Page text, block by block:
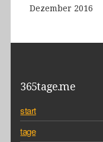
Dezember 2016
365tage.me
start
tage